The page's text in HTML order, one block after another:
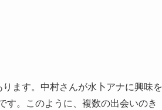
ます。中村さんが水卜アナに興味を
す。このように、複数の出会いのき